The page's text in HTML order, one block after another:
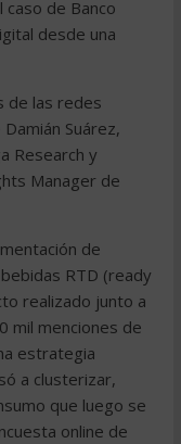
de Banco
desde una
de las redes
Suárez,
Research y
Manager de
de
RTD (ready
realizado junto a
mil menciones de
estrategia
a clusterizar,
que luego se
online de